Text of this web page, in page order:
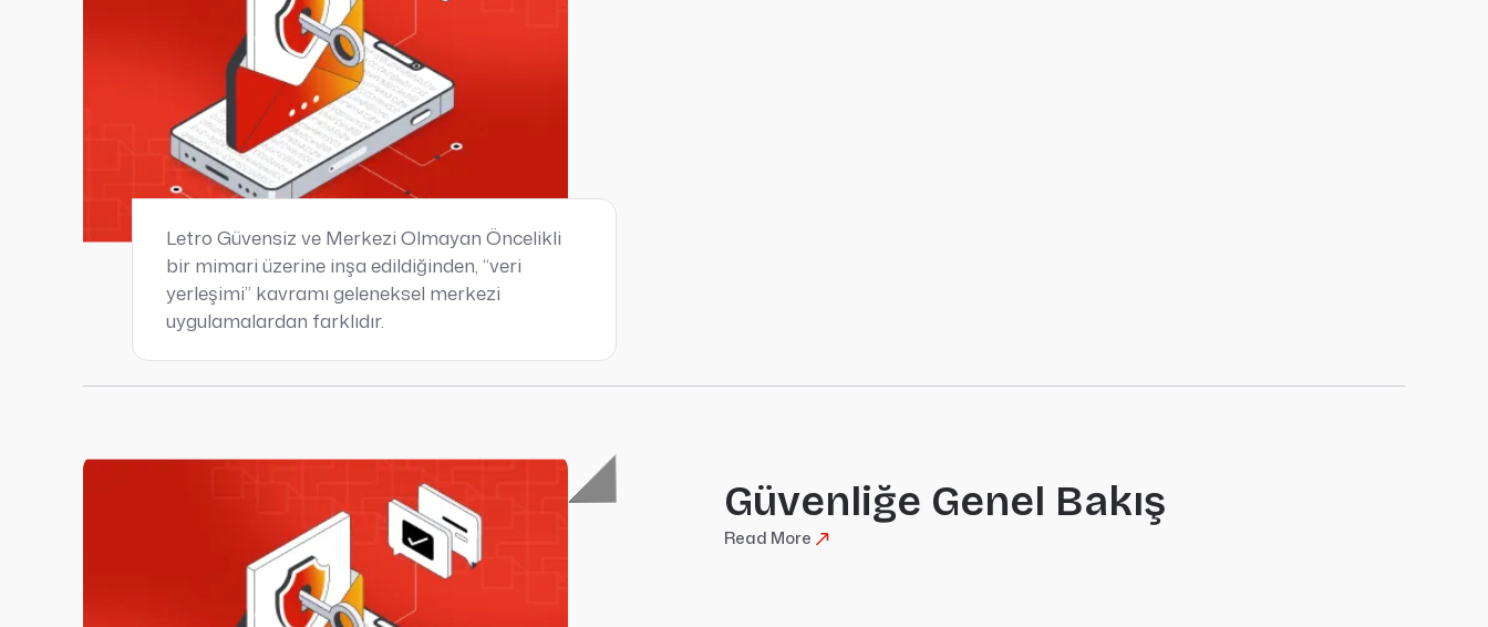
Letro Güvensiz ve Merkezi Olmayan Öncelikli
bir mimari üzerine inşa edildiğinden, “veri
yerleşimi” kavramı geleneksel merkezi
uygulamalardan farklıdır.
Güvenliğe Genel Bakış
Read More